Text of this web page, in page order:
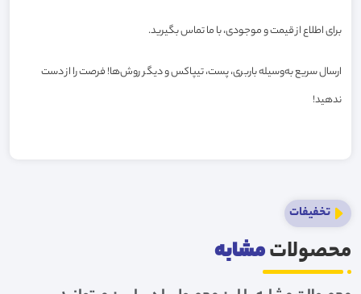
برای اطلاع از قیمت و موجودی، با ما تماس بگیرید.
ارسال سریع به‌وسیله باربری، پست، تیپاکس و دیگر روش‌ها! فرصت را از دست
ندهید!
تخفیفات
محصولاتمشابه